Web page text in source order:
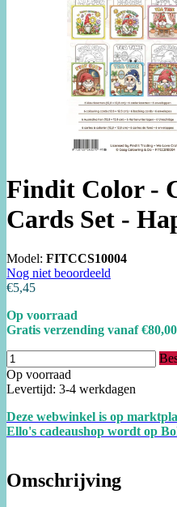
Findit Color -
Cards Set -
Model: FITCCS10004
Nog niet beoordeeld
€5,45
Op voorraad
Gratis verzending vanaf €80,00
Op voorraad
Levertijd: 3-4 werkdagen
Deze webwinkel is op
Ello's cadeaushop wordt op
Omschrijving